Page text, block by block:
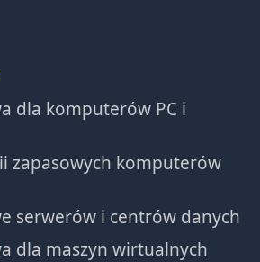
dla komputerów PC i
zapasowych komputerów
serwerów i centrów danych
dla maszyn wirtualnych